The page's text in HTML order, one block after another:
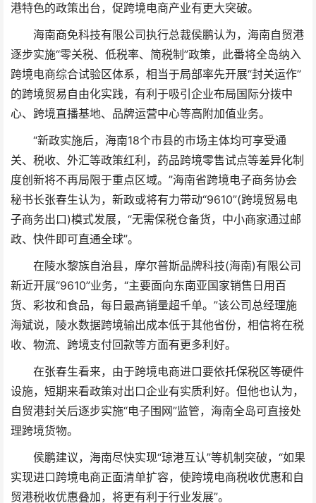
港特色的政策出台，促跨境电商产业有更大突破。
海南商免科技有限公司执行总裁侯鹏认为，海南自贸港
逐步实施“零关税、低税率、简税制”政策，此番将全岛纳入
跨境电商综合试验区体系，相当于局部率先开展“封关运作”
的跨境贸易自由化实践，有利于吸引企业布局国际分拨中
心、跨境直播基地、品牌运营中心等高附加值业务。
“新政实施后，海南18个市县的市场主体均可享受通
关、税收、外汇等政策红利，药品跨境零售试点等差异化制
度创新将不再局限于重点区域。”海南省跨境电子商务协会
秘书长张春生认为，新政或将有力带动“9610”(跨境贸易电
子商务出口)模式发展，“无需保税仓备货，中小商家通过邮
政、快件即可直通全球”。
在陵水黎族自治县，摩尔普斯品牌科技(海南)有限公司
新近开展“9610”业务，“主要面向东南亚国家销售日用百
货、彩妆和食品，每日最高销量超千单。”该公司总经理施
海斌说，陵水数据跨境输出成本低于其他省份，相信将在税
收、物流、跨境支付回款等方面有更多利好。
在张春生看来，由于跨境电商进口要依托保税区等硬件
设施，短期来看政策对出口企业有实质利好。但他也认为，
自贸港封关后逐步实施“电子围网”监管，海南全岛可直接处
理跨境货物。
侯鹏建议，海南尽快实现“琼港互认”等机制突破，“如果
实现进口跨境电商正面清单扩容，使跨境电商税收优惠和自
贸港税收优惠叠加，将更有利于行业发展”。